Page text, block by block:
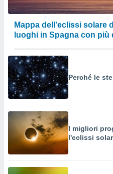
Mappa dell'eclissi solare
luoghi in Spagna con
Perché le
I migliori
l'eclissi